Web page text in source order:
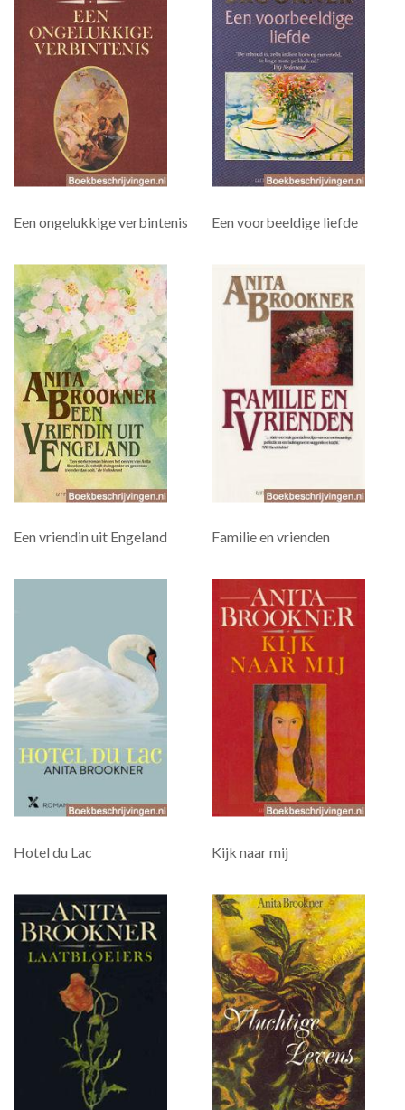
Een ongelukkige verbintenis Een voorbeeldige liefde
Een vriendin uit Engeland Familie en vrienden
Hotel du Lac Kijk naar mij